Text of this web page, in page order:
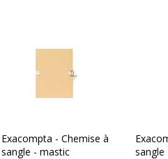
Chemise à 1 rabat
Exacompta - Chemise à
sangle - mastic
sangle